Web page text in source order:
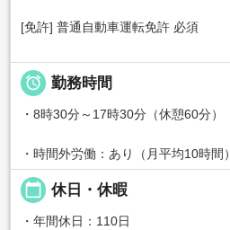
[免許] 普通自動車運転免許 必須
 勤務時間
・8時30分～17時30分（休憩60分）
・時間外労働：あり（月平均10時間）
calendar_today 休日・休暇
・年間休日：110日